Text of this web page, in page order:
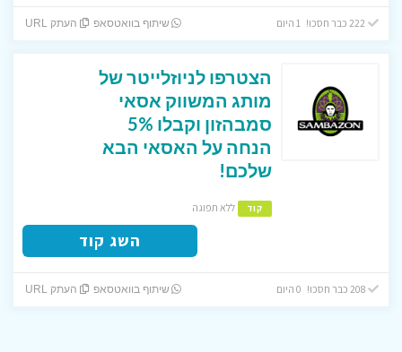
222 כבר חסכו! 1 היום שיתוף בוואטסאפ העתק URL
הצטרפו לניוזלייטר של
מותג המשווק אסאי
סמבהזון וקבלו 5%
הנחה על האסאי הבא
שלכם!
קוד ללא תפוגה
השג קוד
208 כבר חסכו! 0 היום שיתוף בוואטסאפ העתק URL